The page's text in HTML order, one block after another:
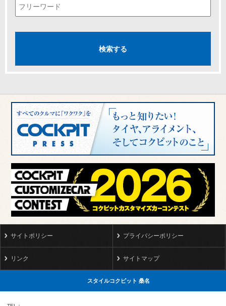
サイトポリシー プライバシーポリシー
リンク サイトマップ
スタイルコクピット 桑名